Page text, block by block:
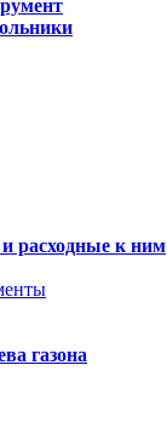
расходные к ним
газона